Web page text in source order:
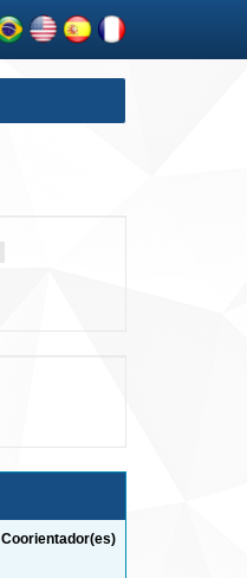
Coorientador(es)